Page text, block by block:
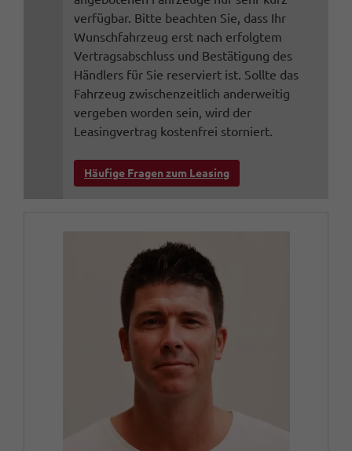
verfügbar. Bitte beachten Sie, dass Ihr
Wunschfahrzeug erst nach erfolgtem
Vertragsabschluss und Bestätigung des
Händlers für Sie reserviert ist. Sollte das
Fahrzeug zwischenzeitlich anderweitig
vergeben worden sein, wird der
Leasingvertrag kostenfrei storniert.
Häufige Fragen zum Leasing